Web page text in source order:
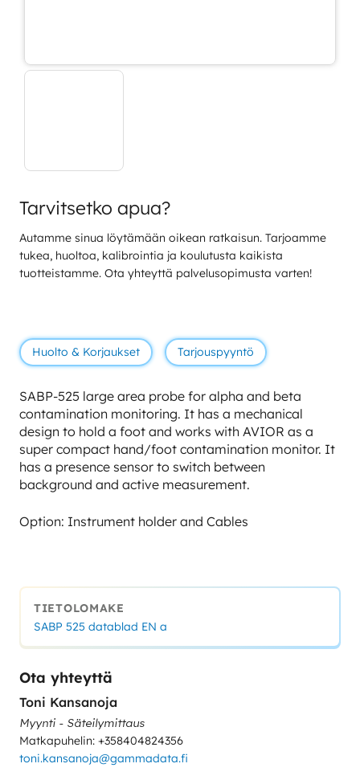
Tarvitsetko apua?
Autamme sinua löytämään oikean ratkaisun. Tarjoamme
tukea, huoltoa, kalibrointia ja koulutusta kaikista
tuotteistamme. Ota yhteyttä palvelusopimusta varten!
Huolto & Korjaukset Tarjouspyyntö
SABP-525 large area probe for alpha and beta
contamination monitoring. It has a mechanical
design to hold a foot and works with AVIOR as a
super compact hand/foot contamination monitor. It
has a presence sensor to switch between
background and active measurement.
Option: Instrument holder and Cables
TIETOLOMAKE
SABP 525 datablad EN a
Ota yhteyttä
Toni Kansanoja
Myynti - Säteilymittaus
Matkapuhelin: +358404824356
toni.kansanoja@gammadata.fi